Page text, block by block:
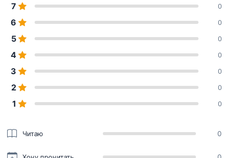
7 0
6 0
5 0
4 0
3 0
2 0
1 0
Читаю 0